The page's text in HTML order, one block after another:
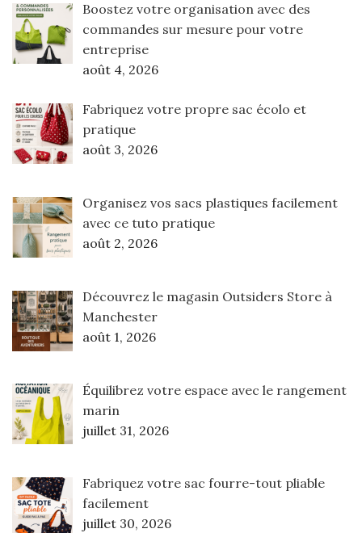
Boostez votre organisation avec des
commandes sur mesure pour votre
entreprise
août 4, 2026
Fabriquez votre propre sac écolo et
pratique
août 3, 2026
Organisez vos sacs plastiques facilement
avec ce tuto pratique
août 2, 2026
Découvrez le magasin Outsiders Store à
Manchester
août 1, 2026
Équilibrez votre espace avec le rangement
marin
juillet 31, 2026
Fabriquez votre sac fourre-tout pliable
facilement
juillet 30, 2026